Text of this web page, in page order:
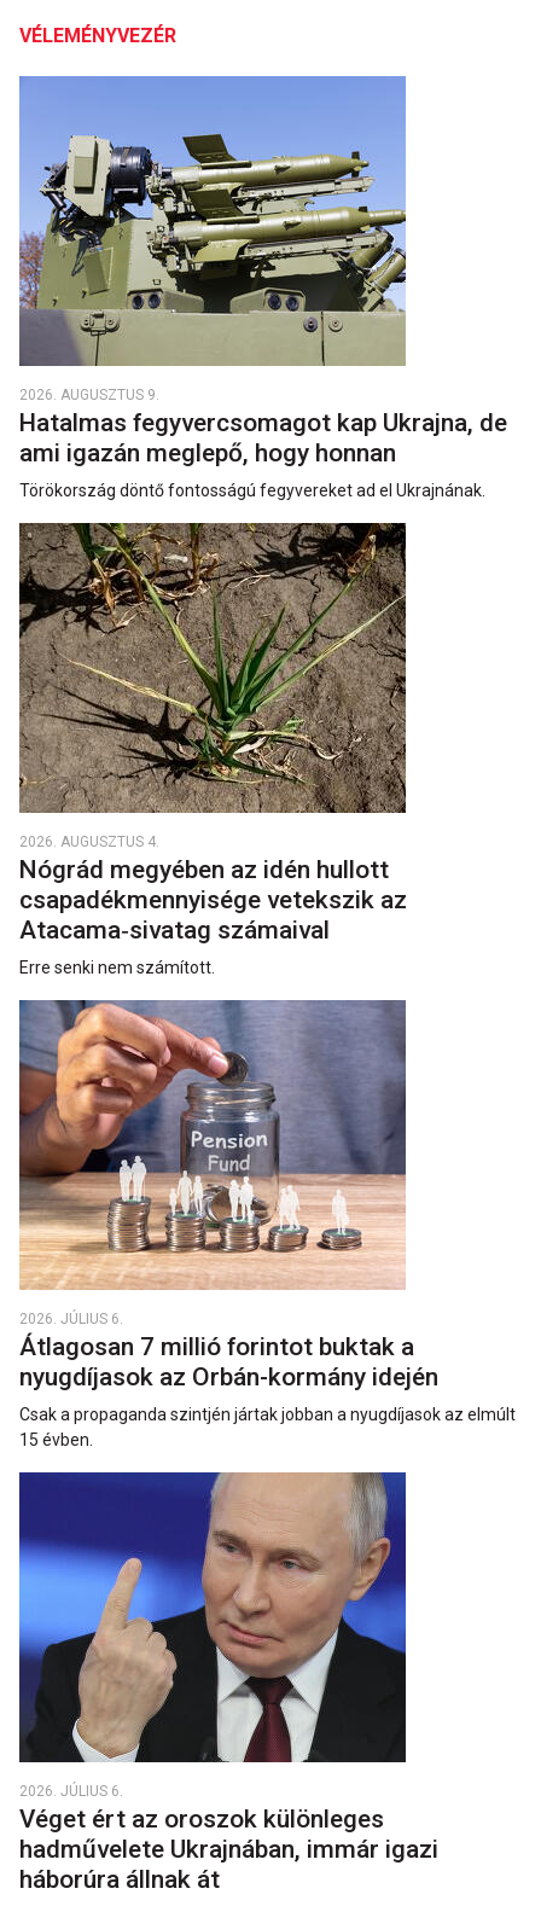
VÉLEMÉNYVEZÉR
2026. AUGUSZTUS 9.
Hatalmas fegyvercsomagot kap Ukrajna, de
ami igazán meglepő, hogy honnan
Törökország döntő fontosságú fegyvereket ad el Ukrajnának.
2026. AUGUSZTUS 4.
Nógrád megyében az idén hullott
csapadékmennyisége vetekszik az
Atacama‑sivatag számaival
Erre senki nem számított.
2026. JÚLIUS 6.
Átlagosan 7 millió forintot buktak a
nyugdíjasok az Orbán-kormány idején
Csak a propaganda szintjén jártak jobban a nyugdíjasok az elmúlt
15 évben.
2026. JÚLIUS 6.
Véget ért az oroszok különleges
hadművelete Ukrajnában, immár igazi
háborúra állnak át